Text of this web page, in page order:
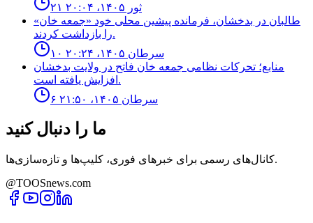
۲۱ ثور ۱۴۰۵، ۲۰:۰۴
طالبان در بدخشان، فرمانده پیشین محلی خود «جمعه خان»
را بازداشت کردند.
۱۰ سرطان ۱۴۰۵، ۲۰:۲۴
منابع؛ تحركات نظامى جمعه خان فاتح در ولايت بدخشان
افزايش يافته است.
۶ سرطان ۱۴۰۵، ۲۱:۵۰
ما را دنبال کنید
کانال‌های رسمی برای خبرهای فوری، کلیپ‌ها و تازه‌سازی‌ها.
@TOOSnews.com